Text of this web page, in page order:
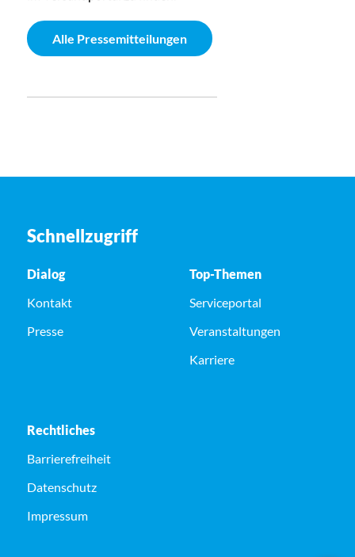
Alle Pressemitteilungen
Schnellzugriff
Dialog
Kontakt
Presse
Top-Themen
Serviceportal
Veranstaltungen
Karriere
Rechtliches
Barrierefreiheit
Datenschutz
Impressum